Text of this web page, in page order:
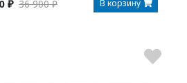
₽ 36 900 ₽ В корзину